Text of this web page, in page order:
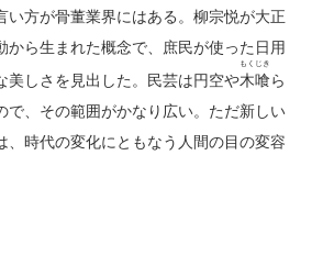
方が骨董業界にはある。柳宗悦が大正
から生まれた概念で、庶民が使った日用
美しさを見出した。民芸は円空や木喰
もくじき
ら
で、その範囲がかなり広い。ただ新しい
、時代の変化にともなう人間の目の変容